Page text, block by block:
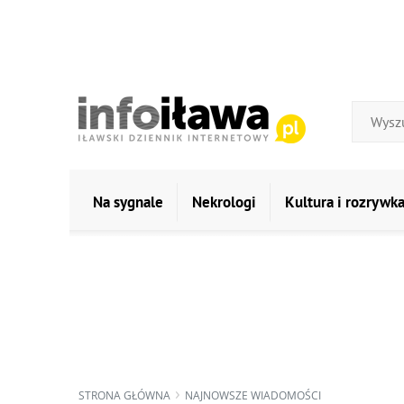
Na sygnale Nekrologi Kultura i rozrywka
STRONA GŁÓWNA NAJNOWSZE WIADOMOŚCI